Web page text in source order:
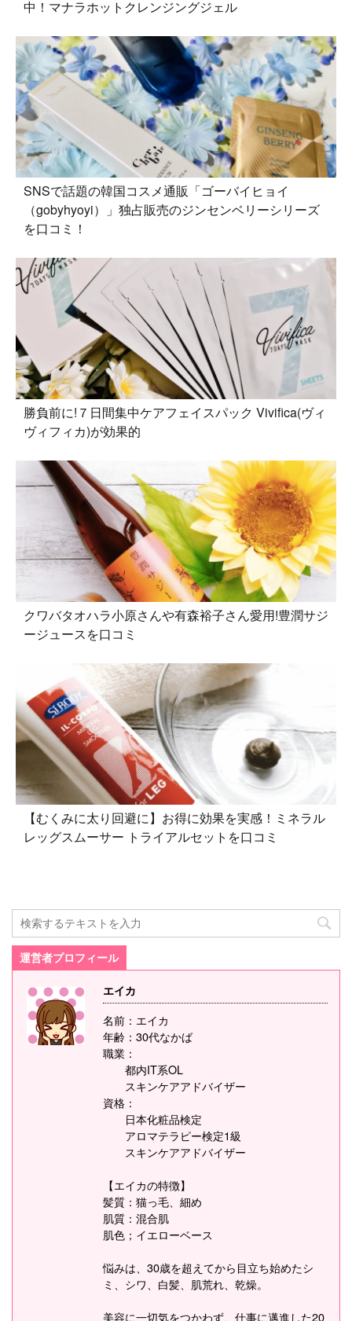
中！マナラホットクレンジングジェル
SNSで話題の韓国コスメ通販「ゴーバイヒョイ
（gobyhyoyi）」独占販売のジンセンベリーシリーズ
を口コミ！
勝負前に!７日間集中ケアフェイスパック Vivifica(ヴィ
ヴィフィカ)が効果的
クワバタオハラ小原さんや有森裕子さん愛用!豊潤サジ
ージュースを口コミ
【むくみに太り回避に】お得に効果を実感！ミネラル
レッグスムーサー トライアルセットを口コミ
運営者プロフィール
エイカ
名前：エイカ
年齢：30代なかば
職業：
都内IT系OL
スキンケアアドバイザー
資格：
日本化粧品検定
アロマテラピー検定1級
スキンケアアドバイザー
【エイカの特徴】
髪質：猫っ毛、細め
肌質：混合肌
肌色；イエローベース
悩みは、30歳を超えてから目立ち始めたシ
ミ、シワ、白髪、肌荒れ、乾燥。
美容に一切気をつかわず、仕事に邁進した20